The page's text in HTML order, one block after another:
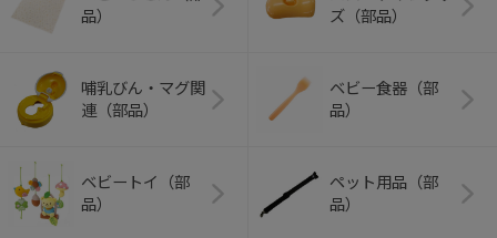
品）
ズ（部品）
哺乳びん・マグ関
連（部品）
ベビー食器（部
品）
ベビートイ（部
品）
ペット用品（部
品）